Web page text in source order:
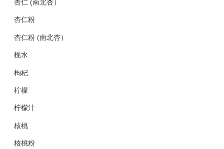
杏仁粉
杏仁粉 (南北杏）
枧水
枸杞
柠檬
柠檬汁
核桃
核桃粉